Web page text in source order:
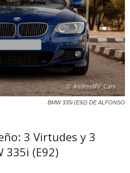
BMW 335i (E92) DE ALFONSO
3 Virtudes y 3
335i (E92)